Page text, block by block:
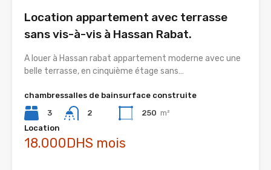
Location appartement avec terrasse
sans vis-à-vis à Hassan Rabat.
A louer à Hassan rabat appartement moderne avec une
belle terrasse, en cinquième étage sans…
chambres
3
salles de bain
2
surface construite
250 m²
Location
18.000DHS mois